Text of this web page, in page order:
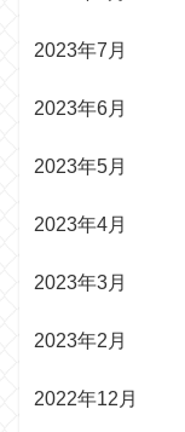
2023年7月
2023年6月
2023年5月
2023年4月
2023年3月
2023年2月
2022年12月